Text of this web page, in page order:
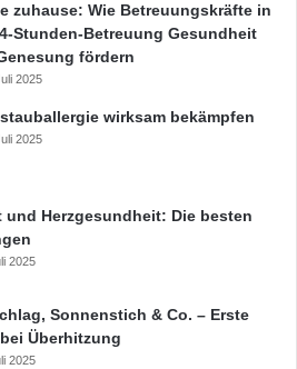
zuhause: Wie Betreuungskräfte in
Stunden-Betreuung Gesundheit
fördern
2025
wirksam bekämpfen
2025
und Herzgesundheit: Die besten
2025
Sonnenstich & Co. – Erste
Überhitzung
2025